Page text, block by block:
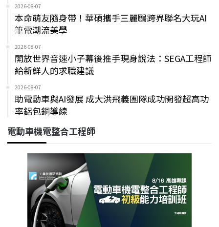
2026-08-07
本命萌友隨身帶！華碩攜手三麗鷗跨界聯名大玩AI
筆電潮流美學
2026-08-07
開放世界音速小子幕後推手現身說法：SEGA工程師
給新鮮人的求職建議
2026-08-07
助電動車與AI發展 成大洪飛義團隊成功開發超高功
率鋁包銅導線
電動車機電整合工程師